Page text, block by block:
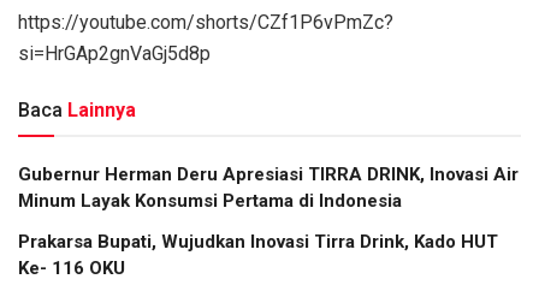
https://youtube.com/shorts/CZf1P6vPmZc?
si=HrGAp2gnVaGj5d8p
Baca Lainnya
Gubernur Herman Deru Apresiasi TIRRA DRINK, Inovasi Air
Minum Layak Konsumsi Pertama di Indonesia
Prakarsa Bupati, Wujudkan Inovasi Tirra Drink, Kado HUT
Ke- 116 OKU